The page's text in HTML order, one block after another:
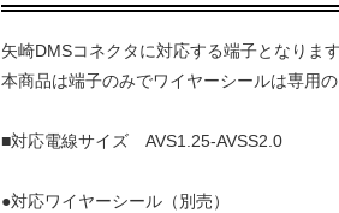
矢崎DMSコネクタに対応する端子となります
本商品は端子のみでワイヤーシールは専用
■対応電線サイズ AVS1.25-AVSS2.0
●対応ワイヤーシール（別売）